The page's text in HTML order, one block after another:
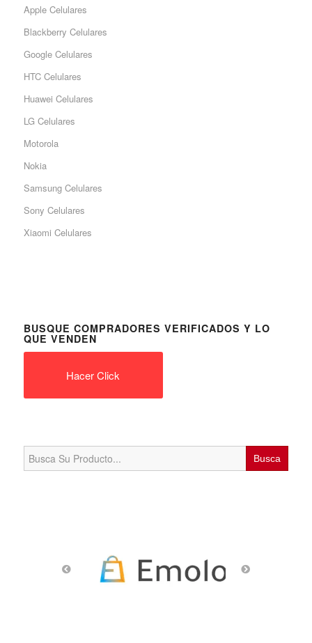
Apple Celulares
Blackberry Celulares
Google Celulares
HTC Celulares
Huawei Celulares
LG Celulares
Motorola
Nokia
Samsung Celulares
Sony Celulares
Xiaomi Celulares
BUSQUE COMPRADORES VERIFICADOS Y LO
QUE VENDEN
Hacer Click
Search
for: